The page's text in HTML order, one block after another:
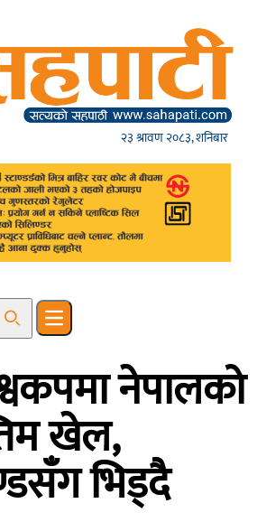
२३ श्रावण २०८३, शनिबार
News
SearchOpen main menu
नेपालको
खेल,
भिड्दै